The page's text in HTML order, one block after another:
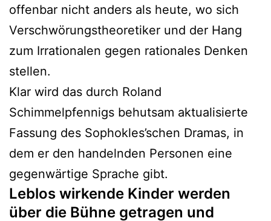
offenbar nicht anders als heute, wo sich
Verschwörungstheoretiker und der Hang
zum Irrationalen gegen rationales Denken
stellen.
Klar wird das durch Roland
Schimmelpfennigs behutsam aktualisierte
Fassung des Sophokles’schen Dramas, in
dem er den handelnden Personen eine
gegenwärtige Sprache gibt.
Leblos wirkende Kinder werden
über die Bühne getragen und